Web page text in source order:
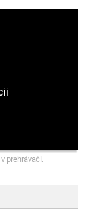
v prehrávači.